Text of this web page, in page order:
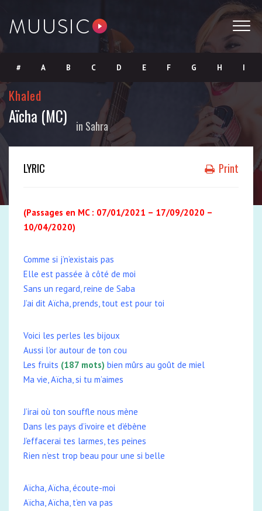
# A B C D E F G H I
J N R
U W
Khaled
Aïcha (MC) in Sahra
LYRIC Print
(Passages en MC : 07/01/2021 – 17/09/2020 –
10/04/2020)
Comme si j’n’existais pas
Elle est passée à côté de moi
Sans un regard, reine de Saba
J’ai dit Aïcha, prends, tout est pour toi
Voici les perles les bijoux
Aussi l’or autour de ton cou
Les fruits (187 mots) bien mûrs au goût de miel
Ma vie, Aïcha, si tu m’aimes
J’irai où ton souffle nous mène
Dans les pays d’ivoire et d’ébène
J’effacerai tes larmes, tes peines
Rien n’est trop beau pour une si belle
Aïcha, Aïcha, écoute-moi
Aïcha, Aïcha, t’en va pas